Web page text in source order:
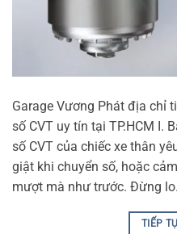
Garage Vương Phát địa chỉ
số CVT uy tín tại TP.HCM I.
số CVT của chiếc xe thân
giật khi chuyển số, hoặc
mượt mà như trước. Đừng
TIẾP